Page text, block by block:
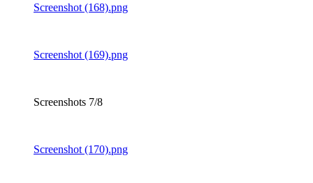
Screenshot (168).png
Screenshot (169).png
Screenshots 7/8
Screenshot (170).png